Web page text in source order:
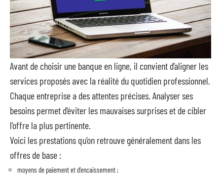
Avant de choisir une banque en ligne, il convient d’aligner les
services proposés avec la réalité du quotidien professionnel.
Chaque entreprise a des attentes précises. Analyser ses
besoins permet d’éviter les mauvaises surprises et de cibler
l’offre la plus pertinente.
Voici les prestations qu’on retrouve généralement dans les
offres de base :
moyens de paiement et d’encaissement ;